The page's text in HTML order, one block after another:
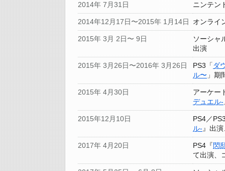
2014年 7月31日 ニンテン
2014年12月17日〜2015年 1月14日 オンライ
2015年 3月 2日〜 9日
ソーシャ
出演
2015年 3月26日〜2016年 3月26日 PS3「 ダ
ル〜 」期
2015年 4月30日
アーケー
デュエル-
2015年12月10日
PS4／
ル-』出
2017年 4月20日 PS4『閃
て出演、